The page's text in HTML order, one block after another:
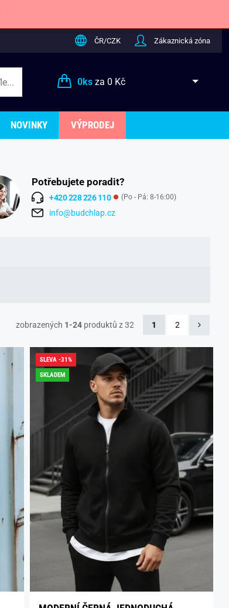
ČR/CZK Zákaznická zóna
0ksza 0 Kč
NOVINKY VÝPRODEJ
Potřebujete poradit?
+420 228 226 110 (Po - Pá: 8-16:00)
info@budchlap.cz
zobrazených 1-24 produktů z 32 1 2
SLEVA -31%
SKLADEM